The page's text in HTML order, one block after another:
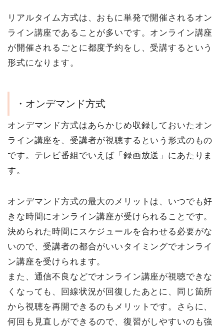
リアルタイム方式は、おもに単発で開催されるオン
ライン講座であることが多いです。オンライン講座
が開催されるごとに都度予約をし、受講するという
形式になります。
・オンデマンド方式
オンデマンド方式はあらかじめ収録しておいたオン
ライン講座を、受講者が視聴するという形式のもの
です。テレビ番組でいえば「録画放送」にあたりま
す。
オンデマンド方式の最大のメリットは、いつでも好
きな時間にオンライン講座が受けられることです。
決められた時間にスケジュールを合わせる必要がな
いので、受講者の都合がいいタイミングでオンライ
ン講座を受けられます。
また、通信不良などでオンライン講座が視聴できな
くなっても、回線状況が回復したあとに、同じ箇所
から視聴を再開できるのもメリットです。さらに、
何回も見直しができるので、復習がしやすいのも強